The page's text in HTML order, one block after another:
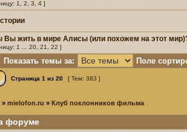
1 2 3 4 ]
Вы жить в мире Алисы (или похожем на этот
1 20 21 22 ]
Показать темы за: Поле
Страница 1 из 20 [ Тем: 383 ]
» mielofon.ru » Клуб поклонников фильма
форуме